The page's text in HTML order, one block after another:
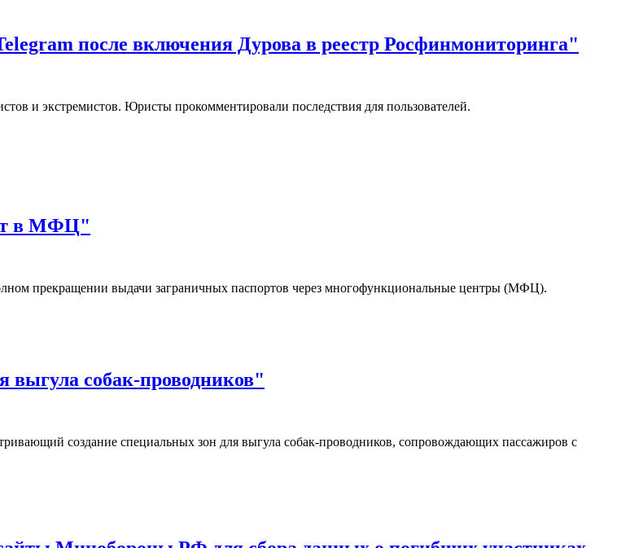
после включения Дурова в реестр Росфинмониторинга"
и экстремистов. Юристы прокомментировали последствия для пользователей.
в МФЦ"
прекращении выдачи заграничных паспортов через многофункциональные центры (МФЦ).
выгула собак-проводников"
создание специальных зон для выгула собак-проводников, сопровождающих пассажиров с